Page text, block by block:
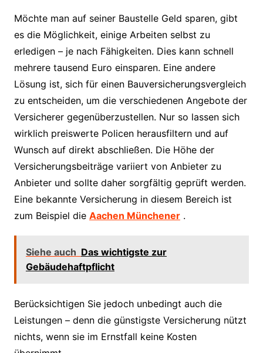
Möchte man auf seiner Baustelle Geld sparen, gibt
es die Möglichkeit, einige Arbeiten selbst zu
erledigen – je nach Fähigkeiten. Dies kann schnell
mehrere tausend Euro einsparen. Eine andere
Lösung ist, sich für einen Bauversicherungsvergleich
zu entscheiden, um die verschiedenen Angebote der
Versicherer gegenüberzustellen. Nur so lassen sich
wirklich preiswerte Policen herausfiltern und auf
Wunsch auf direkt abschließen. Die Höhe der
Versicherungsbeiträge variiert von Anbieter zu
Anbieter und sollte daher sorgfältig geprüft werden.
Eine bekannte Versicherung in diesem Bereich ist
zum Beispiel die Aachen Münchener.
Siehe auch Das wichtigste zur
Gebäudehaftpflicht
Berücksichtigen Sie jedoch unbedingt auch die
Leistungen – denn die günstigste Versicherung nützt
nichts, wenn sie im Ernstfall keine Kosten